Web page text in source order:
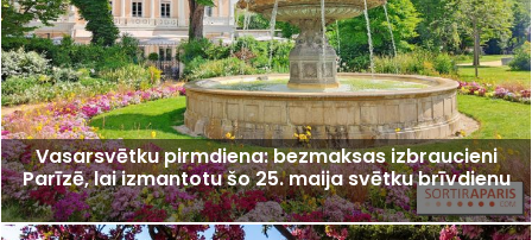
Vasarsvētku pirmdiena: bezmaksas izbraucieni
Parīzē, lai izmantotu šo 25. maija svētku brīvdienu